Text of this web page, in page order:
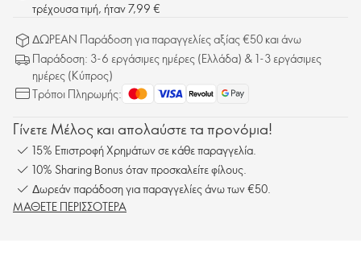
τρέχουσα τιμή, ήταν 7,99 €
ΔΩΡΕΑΝ Παράδοση για παραγγελίες αξίας €50 και άνω
Παράδοση: 3-6 εργάσιμες ημέρες (Ελλάδα) & 1-3 εργάσιμες
ημέρες (Κύπρος)
Τρόποι Πληρωμής:
Γίνετε Μέλος και απολαύστε τα προνόμια!
15% Επιστροφή Χρημάτων σε κάθε παραγγελία.
10% Sharing Bonus όταν προσκαλείτε φίλους.
Δωρεάν παράδοση για παραγγελίες άνω των €50.
ΜΑΘΕΤΕ ΠΕΡΙΣΣΟΤΕΡΑ